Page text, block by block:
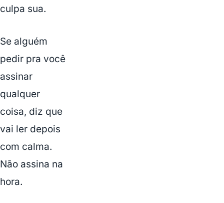
culpa sua.
Se alguém
pedir pra você
assinar
qualquer
coisa, diz que
vai ler depois
com calma.
Não assina na
hora.